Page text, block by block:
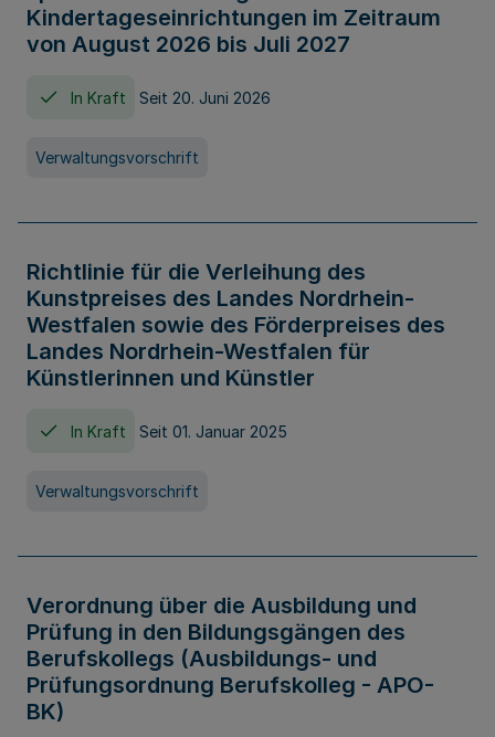
Kindertageseinrichtungen im Zeitraum
von August 2026 bis Juli 2027
In Kraft Seit 20. Juni 2026
Verwaltungsvorschrift
Richtlinie für die Verleihung des
Kunstpreises des Landes Nordrhein-
Westfalen sowie des Förderpreises des
Landes Nordrhein-Westfalen für
Künstlerinnen und Künstler
In Kraft Seit 01. Januar 2025
Verwaltungsvorschrift
Verordnung über die Ausbildung und
Prüfung in den Bildungsgängen des
Berufskollegs (Ausbildungs- und
Prüfungsordnung Berufskolleg - APO-
BK)